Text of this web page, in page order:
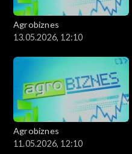
Agrobiznes
13.05.2026, 12:10
Agrobiznes
11.05.2026, 12:10